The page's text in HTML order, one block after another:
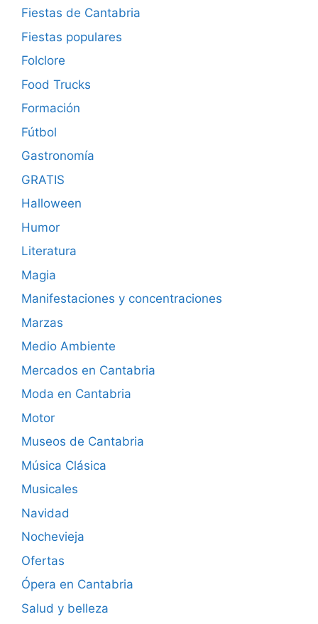
Fiestas de Cantabria
Fiestas populares
Folclore
Food Trucks
Formación
Fútbol
Gastronomía
GRATIS
Halloween
Humor
Literatura
Magia
Manifestaciones y concentraciones
Marzas
Medio Ambiente
Mercados en Cantabria
Moda en Cantabria
Motor
Museos de Cantabria
Música Clásica
Musicales
Navidad
Nochevieja
Ofertas
Ópera en Cantabria
Salud y belleza